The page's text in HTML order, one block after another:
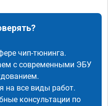
чип-тюнинга.
с современными ЭБУ
на все виды работ.
консультации по